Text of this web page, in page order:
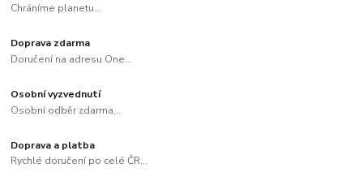
Chráníme planetu...
Doprava zdarma
Doručení na adresu One...
Osobní vyzvednutí
Osobní odběr zdarma...
Doprava a platba
Rychlé doručení po celé ČR...